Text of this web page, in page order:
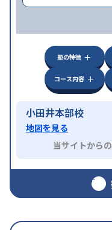
塾の特徴
コース内容
小田井本部校
地図を見る
当サイトから